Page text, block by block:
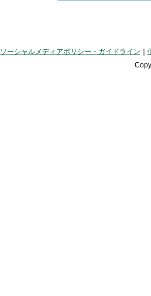
ソーシャルメディアポリシー・ガイドライン